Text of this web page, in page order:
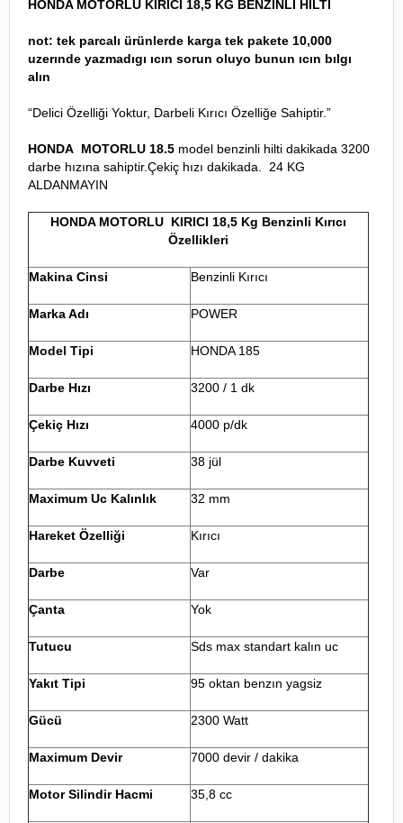
HONDA MOTORLU KIRICI 18,5 KG BENZİNLİ HİLTİ
not: tek parcalı ürünlerde karga tek pakete 10,000
uzerınde yazmadıgı ıcın sorun oluyo bunun ıcın bılgı
alın
“Delici Özelliği Yoktur, Darbeli Kırıcı Özelliğe Sahiptir.”
HONDA MOTORLU 18.5 model benzinli hilti dakikada 3200
darbe hızına sahiptir.Çekiç hızı dakikada. 24 KG
ALDANMAYIN
HONDA MOTORLU KIRICI 18,5 Kg Benzinli Kırıcı
Özellikleri
Makina Cinsi Benzinli Kırıcı
Marka Adı POWER
Model Tipi HONDA 185
Darbe Hızı 3200 / 1 dk
Çekiç Hızı 4000 p/dk
Darbe Kuvveti 38 jül
Maximum Uc Kalınlık 32 mm
Hareket Özelliği Kırıcı
Darbe Var
Çanta Yok
Tutucu Sds max standart kalın uc
Yakıt Tipi 95 oktan benzın yagsiz
Gücü 2300 Watt
Maximum Devir 7000 devir / dakika
Motor Silindir Hacmi 35,8 cc